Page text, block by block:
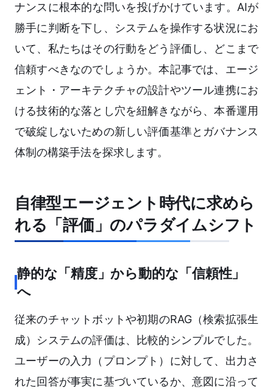
ナンスに根本的な問いを投げかけています。AIが
勝手に判断を下し、システムを操作する状況にお
いて、私たちはその行動をどう評価し、どこまで
信頼すべきなのでしょうか。本記事では、エージ
ェント・アーキテクチャの設計やツール連携にお
ける技術的な落とし穴を紐解きながら、本番運用
で破綻しないための新しい評価基準とガバナンス
体制の構築手法を探求します。
自律型エージェント時代に求めら
れる「評価」のパラダイムシフト
静的な「精度」から動的な「信頼性」
へ
従来のチャットボットや初期のRAG（検索拡張生
成）システムの評価は、比較的シンプルでした。
ユーザーの入力（プロンプト）に対して、出力さ
れた回答が事実に基づいているか、意図に沿って